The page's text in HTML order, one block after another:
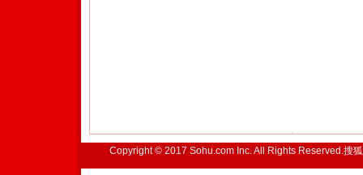
Copyright © 2017 Sohu.com Inc. All Rights Reserved.搜